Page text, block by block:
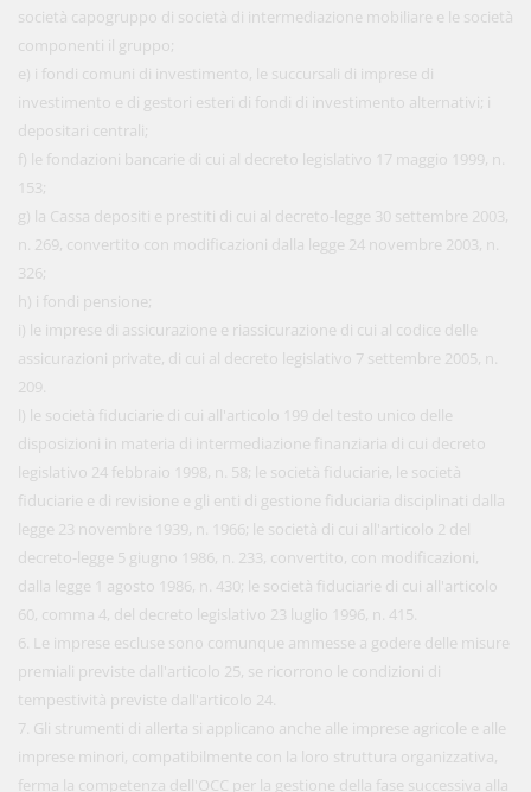
società capogruppo di società di intermediazione mobiliare e le società
componenti il gruppo;
e) i fondi comuni di investimento, le succursali di imprese di
investimento e di gestori esteri di fondi di investimento alternativi; i
depositari centrali;
f) le fondazioni bancarie di cui al decreto legislativo 17 maggio 1999, n.
153;
g) la Cassa depositi e prestiti di cui al decreto-legge 30 settembre 2003,
n. 269, convertito con modificazioni dalla legge 24 novembre 2003, n.
326;
h) i fondi pensione;
i) le imprese di assicurazione e riassicurazione di cui al codice delle
assicurazioni private, di cui al decreto legislativo 7 settembre 2005, n.
209.
l) le società fiduciarie di cui all'articolo 199 del testo unico delle
disposizioni in materia di intermediazione finanziaria di cui decreto
legislativo 24 febbraio 1998, n. 58; le società fiduciarie, le società
fiduciarie e di revisione e gli enti di gestione fiduciaria disciplinati dalla
legge 23 novembre 1939, n. 1966; le società di cui all'articolo 2 del
decreto-legge 5 giugno 1986, n. 233, convertito, con modificazioni,
dalla legge 1 agosto 1986, n. 430; le società fiduciarie di cui all'articolo
60, comma 4, del decreto legislativo 23 luglio 1996, n. 415.
6. Le imprese escluse sono comunque ammesse a godere delle misure
premiali previste dall'articolo 25, se ricorrono le condizioni di
tempestività previste dall'articolo 24.
7. Gli strumenti di allerta si applicano anche alle imprese agricole e alle
imprese minori, compatibilmente con la loro struttura organizzativa,
ferma la competenza dell'OCC per la gestione della fase successiva alla